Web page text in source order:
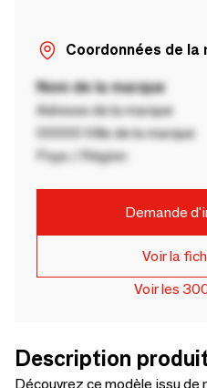
Coordonnées de la
Nom de la marque
Adresse de la marque
00000 Ville de la marque
Pays / Région
Demande
Voir la
Voir les
Description
Découvrez ce modèle issu